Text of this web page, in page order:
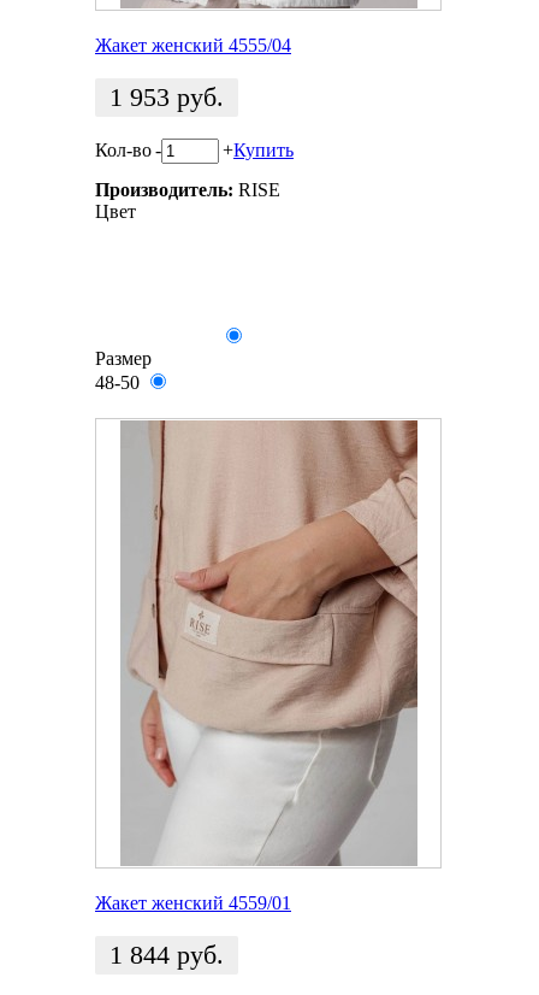
Жакет женский 4555/04
1 953 руб.
Кол-во- +Купить
Производитель: RISE
Цвет
Размер
48-50
Жакет женский 4559/01
1 844 руб.